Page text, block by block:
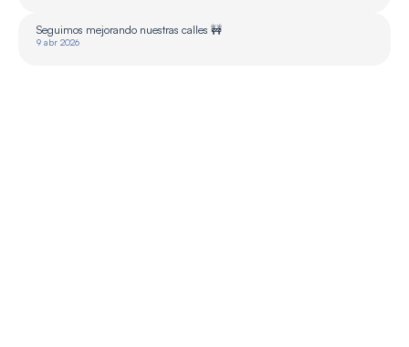
Seguimos mejorando nuestras calles 🚧
9 abr 2026